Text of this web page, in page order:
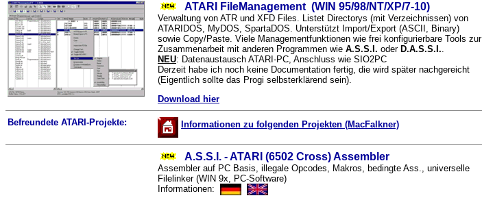
ATARI FileManagement (WIN 95/98/NT/XP/7-10)
Verwaltung von ATR und XFD Files. Listet Directorys (mit Verzeichnissen) von
ATARIDOS, MyDOS, SpartaDOS. Unterstützt Import/Export (ASCII, Binary)
sowie Copy/Paste. Viele Managementfunktionen wie frei konfigurierbare Tools zur
Zusammenarbeit mit anderen Programmen wie A.S.S.I. oder D.A.S.S.I..
NEU: Datenaustausch ATARI-PC, Anschluss wie SIO2PC
Derzeit habe ich noch keine Documentation fertig, die wird später nachgereicht
(Eigentlich sollte das Progi selbsterklärend sein).
Download hier
Befreundete ATARI-Projekte: Informationen zu folgenden Projekten (MacFalkner)
A.S.S.I. - ATARI (6502 Cross) Assembler
Assembler auf PC Basis, illegale Opcodes, Makros, bedingte Ass., universelle
Filelinker (WIN 9x, PC-Software)
Informationen: